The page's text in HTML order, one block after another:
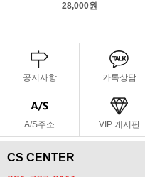
28,000원
공지사항 카톡상담
A/S주소 VIP 게시판
CS CENTER